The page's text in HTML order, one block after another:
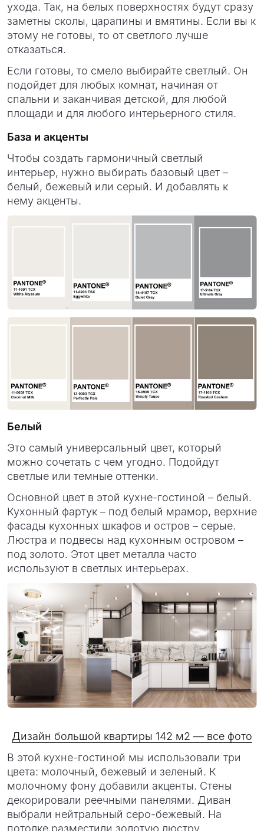
ухода. Так, на белых поверхностях будут сразу
заметны сколы, царапины и вмятины. Если вы к
этому не готовы, то от светлого лучше
отказаться.
Если готовы, то смело выбирайте светлый. Он
подойдет для любых комнат, начиная от
спальни и заканчивая детской, для любой
площади и для любого интерьерного стиля.
База и акценты
Чтобы создать гармоничный светлый
интерьер, нужно выбирать базовый цвет –
белый, бежевый или серый. И добавлять к
нему акценты.
Белый
Это самый универсальный цвет, который
можно сочетать с чем угодно. Подойдут
светлые или темные оттенки.
Основной цвет в этой кухне-гостиной – белый.
Кухонный фартук – под белый мрамор, верхние
фасады кухонных шкафов и остров – серые.
Люстра и подвесы над кухонным островом –
под золото. Этот цвет металла часто
используют в светлых интерьерах.
Дизайн большой квартиры 142 м2 — все фото
В этой кухне-гостиной мы использовали три
цвета: молочный, бежевый и зеленый. К
молочному фону добавили акценты. Стены
декорировали реечными панелями. Диван
выбрали нейтральный серо-бежевый. На
потолке разместили золотую люстру.